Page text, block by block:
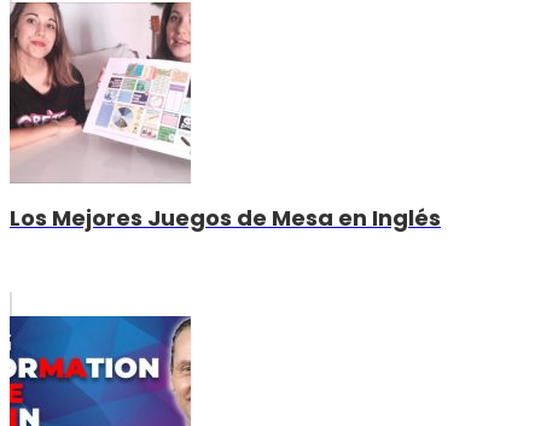
Los Mejores Juegos de Mesa en Inglés